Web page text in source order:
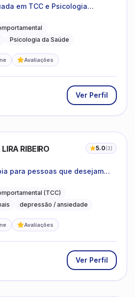
em TCC e Psicologia
Psicologia da Saúde
Avaliações
Ver Perfil
RIBEIRO 5.0(3)
para pessoas que desejam
do dia a dia(TCC)
depressão / ansiedade
Avaliações
Ver Perfil